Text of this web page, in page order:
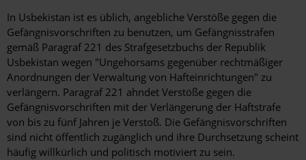
In Usbekistan ist es üblich, angebliche Verstöße gegen die
Gefängnisvorschriften zu benutzen, um Gefängnisstrafen
gemäß Paragraf 221 des Strafgesetzbuchs der Republik
Usbekistan wegen "Ungehorsams gegenüber rechtmäßiger
Anordnungen der Verwaltung von Hafteinrichtungen" zu
verlängern. Paragraf 221 ahndet Verstöße gegen die
Gefängnisvorschriften mit der Verlängerung der Haftstrafe
von bis zu fünf Jahren je Verstoß. Die Gefängnisvorschriften
sind nicht öffentlich zugänglich und ihre Durchsetzung scheint
häufig willkürlich und politisch motiviert zu sein.